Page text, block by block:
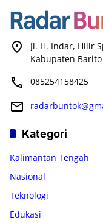
Jl. H. Indar, Hilir
Kabupaten
085254158425
Kategori
Kalimantan Tengah
Nasional
Teknologi
Edukasi